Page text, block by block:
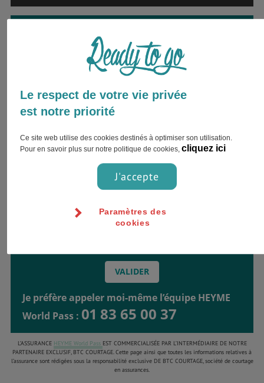
Envie d’être accompagné par
un expert ?
Inscrivez votre nom complet et choisissez
Je préfère appeler moi-même l’équipe HEYME
World Pass : 01 83 65 00 37
L’ASSURANCE HEYME World Pass EST COMMERCIALISÉE PAR L’INTERMÉDIAIRE DE NOTRE
PARTENAIRE EXCLUSIF, BTC COURTAGE. Cette page ainsi que toutes les informations relatives à
l’assurance sont rédigées sous la responsabilité exclusive DE BTC COURTAGE, société de courtage
en assurances.
Le respect de votre vie privée
est notre priorité
Ce site web utilise des cookies destinés à optimiser son utilisation.
Pour en savoir plus sur notre politique de cookies, cliquez ici
J'accepte
Paramètres des
cookies